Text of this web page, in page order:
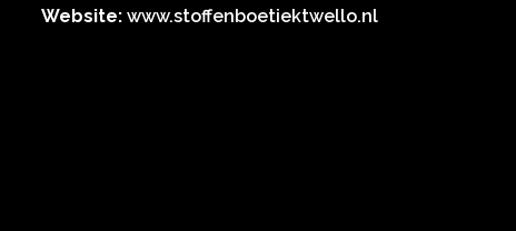
Website: www.stoffenboetiektwello.nl